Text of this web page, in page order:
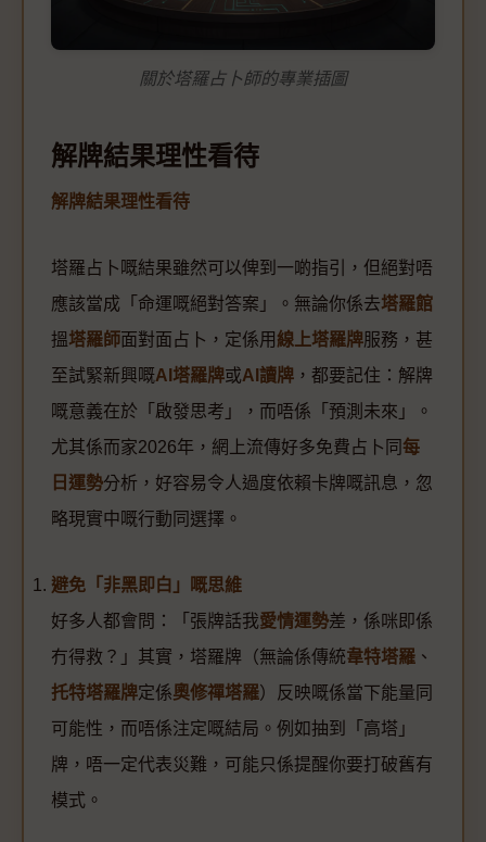
關於塔羅占卜師的專業插圖
解牌結果理性看待
解牌結果理性看待
塔羅占卜嘅結果雖然可以俾到一啲指引，但絕對唔
應該當成「命運嘅絕對答案」。無論你係去塔羅館
搵塔羅師面對面占卜，定係用 線上塔羅牌服務，甚
至試緊新興嘅AI塔羅牌或AI讀牌 ，都要記住：解牌
嘅意義在於「啟發思考」，而唔係「預測未來」。
尤其係而家2026年，網上流傳好多免費占卜同 每
日運勢分析，好容易令人過度依賴卡牌嘅訊息，忽
略現實中嘅行動同選擇。
避免「非黑即白」嘅思維
好多人都會問：「張牌話我愛情運勢差，係咪即係
冇得救？」其實，塔羅牌（無論係傳統韋特塔羅 、
托特塔羅牌定係奧修禪塔羅）反映嘅係當下能量同
可能性，而唔係注定嘅結局。例如抽到「高塔」
牌，唔一定代表災難，可能只係提醒你要打破舊有
模式。